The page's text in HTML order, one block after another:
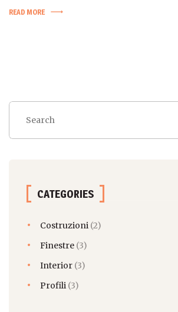
READ MORE
CATEGORIES
Costruzioni (2)
Finestre (3)
Interior (3)
Profili (3)